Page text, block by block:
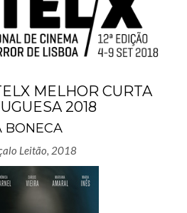
MELHOR CURTA
2018
BONECA
Leitão, 2018